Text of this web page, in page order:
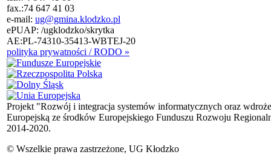
fax.:74 647 41 03
e-mail: ug@gmina.klodzko.pl
ePUAP: /ugklodzko/skrytka
AE:PL-74310-35413-WBTEJ-20
polityka prywatności / RODO »
Projekt "Rozwój i integracja systemów informatycznych oraz
Europejską ze środków Europejskiego Funduszu Rozwoju
2014-2020.
© Wszelkie prawa zastrzeżone, UG Kłodzko